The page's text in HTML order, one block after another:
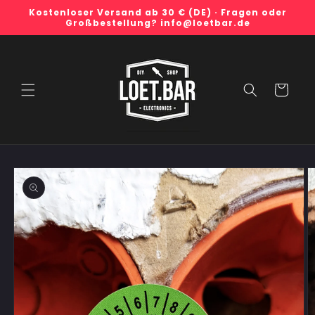
zum
Kostenloser Versand ab 30 € (DE) · Fragen oder
Großbestellung? info@loetbar.de
Warenkorb